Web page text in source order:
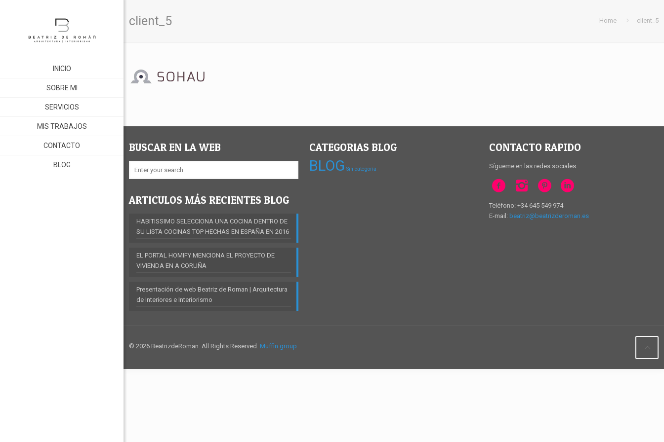
INICIO
SOBRE MI
SERVICIOS
MIS TRABAJOS
CONTACTO
BLOG
client_5 Home client_5
BUSCAR EN LA WEB
ARTICULOS MÁS RECIENTES BLOG
HABITISSIMO SELECCIONA UNA COCINA DENTRO DE
SU LISTA COCINAS TOP HECHAS EN ESPAÑA EN 2016
EL PORTAL HOMIFY MENCIONA EL PROYECTO DE
VIVIENDA EN A CORUÑA
Presentación de web Beatriz de Roman | Arquitectura
de Interiores e Interiorismo
CATEGORIAS BLOG
BLOG Sin categoría
CONTACTO RAPIDO
Sígueme en las redes sociales.
Teléfono: +34 645 549 974
E-mail: beatriz@beatrizderoman.es
© 2026 BeatrizdeRoman. All Rights Reserved. Muffin group